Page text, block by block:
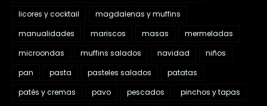
licores y cocktail
magdalenas y muffins
manualidades
mariscos masas
mermeladas
microondas
muffins salados navidad
niños
pan
pasta pasteles salados
patatas
patés y cremas
pavo pescados
pinchos y tapas